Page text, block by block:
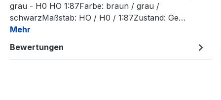
grau - H0 HO 1:87Farbe: braun / grau /
schwarzMaßstab: HO / H0 / 1:87Zustand: Ge…
Mehr
Bewertungen